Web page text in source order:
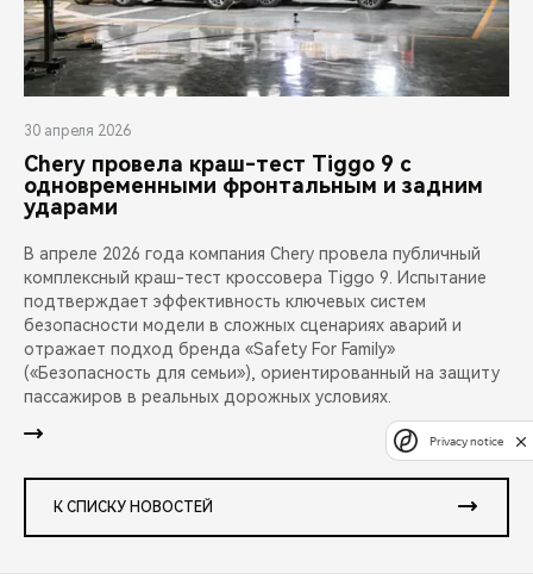
30 апреля 2026
Chery провела краш-тест Tiggo 9 с
одновременными фронтальным и задним
ударами
В апреле 2026 года компания Chery провела публичный
комплексный краш-тест кроссовера Tiggo 9. Испытание
подтверждает эффективность ключевых систем
безопасности модели в сложных сценариях аварий и
отражает подход бренда «Safety For Family»
(«Безопасность для семьи»), ориентированный на защиту
пассажиров в реальных дорожных условиях.
К СПИСКУ НОВОСТЕЙ
Privacy notice